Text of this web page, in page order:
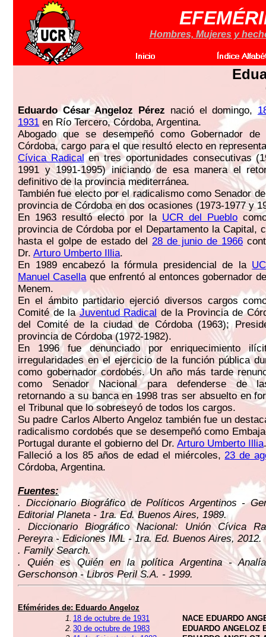
Hombres, Mujeres y
Eduardo César Angeloz Pérez nació el domingo,
1931 en Río Tercero, Córdoba, Argentina.
Abogado que se desempeñó como Gobernador
Córdoba, cargo para el que resultó electo en
Cívica Radicalen tres oportunidades consecutivas
1991 y 1991-1995) iniciando de esa manera el
definitivo de la provincia mediterránea.
También fue electo por el radicalismo como Senador
provincia de Córdoba en dos ocasiones (1973-1977 y
En 1963 resultó electo por la UCR del Pueblo
provincia de Córdoba por el Departamento la Capital,
hasta el golpe de estado del 28 de junio de 1966
Dr. Arturo Umberto Illia.
En 1989 encabezó la fórmula presidencial de la
Manuel Casellaque enfrentó al entonces gobernador
Menem.
En el ámbito partidario ejerció diversos cargos
Comité de laJuventud Radical de la Provincia de
del Comité de la ciudad de Córdoba (1963);
provincia de Córdoba (1972-1982).
En 1996 fue denunciado por enriquecimiento
irregularidades en el ejercicio de la función pública
como gobernador cordobés. Un año más tarde
como Senador Nacional para defenderse de
retornando a su banca en 1998 tras ser absuelto en
el Tribunal que lo sobreseyó de todos los cargos.
Su padre Carlos Alberto Angeloz también fue un
radicalismo cordobés que se desempeñó como
Portugal durante el gobierno del Dr. Arturo Umberto Illia.
Falleció a los 85 años de edad el miércoles,23 de
Córdoba, Argentina.
Fuentes:
. Diccionario Biográfico de Políticos Argentinos -
Editorial Planeta - 1ra. Ed. Buenos Aires, 1989.
. Diccionario Biográfico Nacional: Unión Cívica
Pereyra - Ediciones IML - 1ra. Ed. Buenos Aires, 2012.
. Family Search.
. Quién es Quién en la política Argentina -
Gerschonson - Libros Peril S.A. - 1999.
Efémérides de: Eduardo Angeloz
1. 18 de octubre de 1931
NACE EDUARDO
2. 30 de octubre de 1983
EDUARDO ANGELOZ